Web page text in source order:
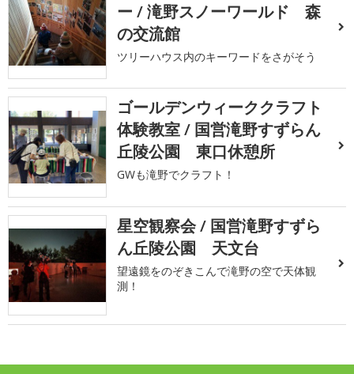
ー / 滝野スノーワールド 森
の交流館
ツリーハウス内のキーワードをさがそう
ゴールデンウィーククラフト
体験教室 / 国営滝野すずらん
丘陵公園 東口休憩所
GWも滝野でクラフト！
星空観察会 / 国営滝野すずら
ん丘陵公園 天文台
望遠鏡をのぞきこんで滝野の空で天体観
測！